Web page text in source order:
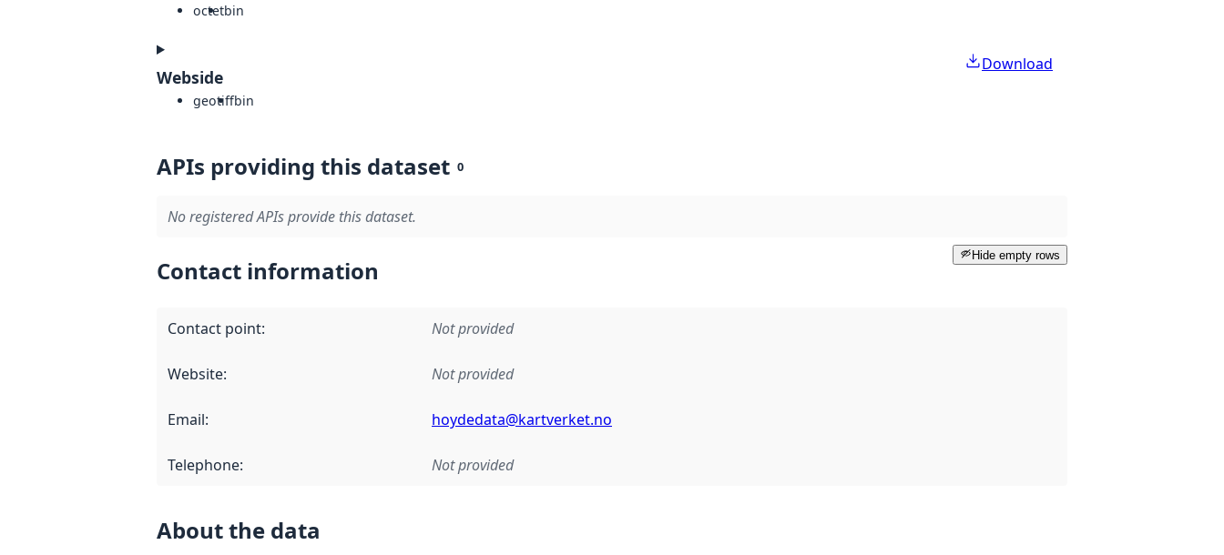
octetbin
Webside
geotiffbin
Download
APIs providing this dataset 0
No registered APIs provide this dataset.
Hide empty rows
Contact information
Contact point: Not provided
Website: Not provided
Email: hoydedata@kartverket.no
Telephone: Not provided
About the data